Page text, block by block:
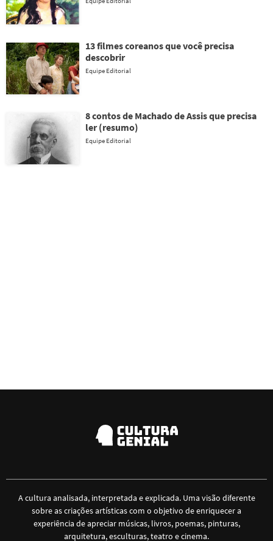
13 filmes coreanos que você precisa
descobrir
Equipe Editorial
8 contos de Machado de Assis que precisa
ler (resumo)
Equipe Editorial
A cultura analisada, interpretada e explicada. Uma visão diferente
sobre as criações artísticas com o objetivo de enriquecer a
experiência de apreciar músicas, livros, poemas, pinturas,
arquitetura, esculturas, teatro e cinema.